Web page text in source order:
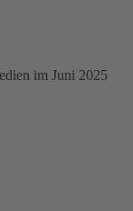
im Juni 2025